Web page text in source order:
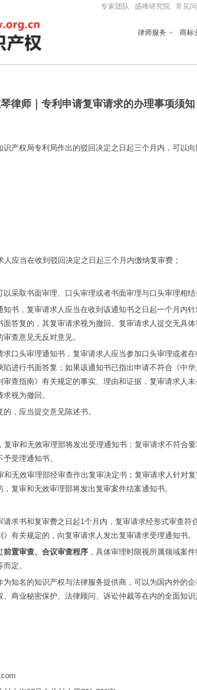
专家团队 盛峰研究院 常见
律师服务 商标
律师｜专利申请复审请求的办理事项须知
识产权局专利局作出的驳回决定之日起三个月内，可以
人应当在收到驳回决定之日起三个月内缴纳复审费；
采取书面审理、口头审理或者书面审理与口头审理相结
知书，复审请求人应当在收到该通知书之日起一个月内
答复的，其复审请求视为撤回。复审请求人提交无具
查意见无反对意见。
求口头审理通知书，复审请求人应当参加口头审理或者
进行书面答复；如果该通知书已指出申请不符合《中华
审查指南》有关规定的事实、理由和证据，复审请求人
视为撤回。
，应当提交意见陈述书。
复审和无效审理部将发出受理通知书；复审请求不符合
受理通知书。
和无效审理部经审查作出复审决定书；复审请求人针对
复审和无效审理部将发出复审案件结案通知书。
请求书和复审费之日起1个月内，复审请求经形式审查符
有关规定的，向复审请求人发出复审请求受理通知书。
前置审查、合议审查程序 ，具体审理时限视所属领域案
定。
为知名的知识产权与法律服务提供商，可以为国内外的
商业秘密保护、法律顾问、诉讼仲裁等在内的全面知